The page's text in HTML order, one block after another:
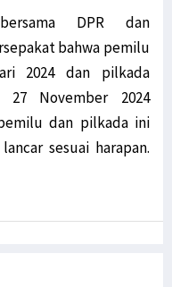
DPR dan
bahwa pemilu
2024 dan pilkada
November 2024
dan pilkada ini
sesuai harapan.